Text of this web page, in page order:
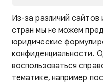
Из-за различий сайтов
стран мы не можем
юридические
конфиденциальности.
воспользоваться
тематике, например